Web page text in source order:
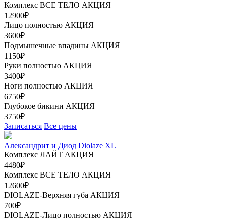
Комплекс ВСЕ ТЕЛО АКЦИЯ
12900₽
Лицо полностью АКЦИЯ
3600₽
Подмышечные впадины АКЦИЯ
1150₽
Руки полностью АКЦИЯ
3400₽
Ноги полностью АКЦИЯ
6750₽
Глубокое бикини АКЦИЯ
3750₽
Записаться Все цены
Александрит и Диод Diolaze XL
Комплекс ЛАЙТ АКЦИЯ
4480₽
Комплекс ВСЕ ТЕЛО АКЦИЯ
12600₽
DIOLAZE-Верхняя губа АКЦИЯ
700₽
DIOLAZE-Лицо полностью АКЦИЯ